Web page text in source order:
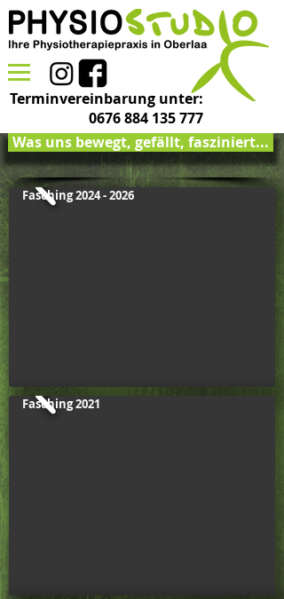
Terminvereinbarung unter:
0676 884 135 777
Was uns bewegt, gefällt, fasziniert...
Fasching2024 - 2026
Fasching 2021